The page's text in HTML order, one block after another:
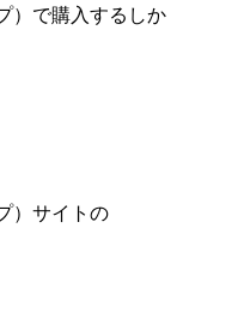
）で購入するしか
）サイトの